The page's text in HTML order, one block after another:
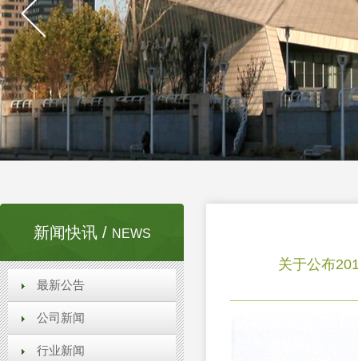
新闻快讯 / NEWS
最新公告
公司新闻
行业新闻
关于公布